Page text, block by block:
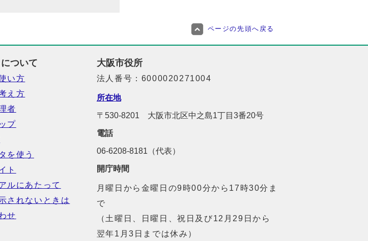
ページの先頭へ戻る
ついて
い方
え方
者
プ
を使う
ト
ルにあたって
されないときは
せ
大阪市役所
法人番号：6000020271004
所在地
〒530-8201 大阪市北区中之島1丁目3番20号
電話
06-6208-8181（代表）
開庁時間
月曜日から金曜日の9時00分から17時30分ま
で
（土曜日、日曜日、祝日及び12月29日から
翌年1月3日までは休み）